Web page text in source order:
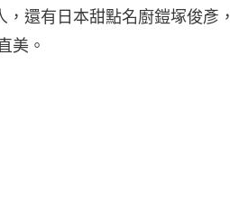
還有日本甜點名廚鎧塚俊彥，
美。